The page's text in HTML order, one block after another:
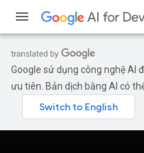
Google sử dụng công nghệ AI
ưu tiên. Bản dịch bằng AI có